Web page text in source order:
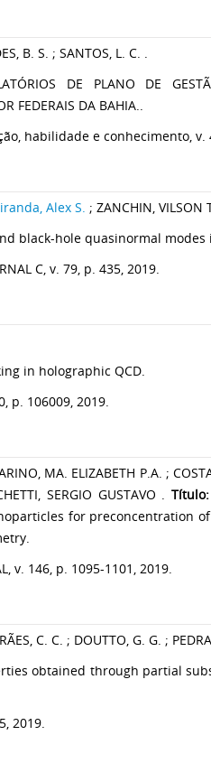
B. S. ; SANTOS, L. C. .
DE PLANO DE
FEDERAIS DA BAHIA..
habilidade e conhecimento, v.
Alex S. ; ZANCHIN, VILSON
black-hole quasinormal modes
C, v. 79, p. 435, 2019.
in holographic QCD.
p. 106009, 2019.
MA. ELIZABETH P.A. ;
SERGIO GUSTAVO .Título:
for preconcentration
v. 146, p. 1095-1101, 2019.
C. C. ; DOUTTO, G. G. ; PEDRA,
obtained through partial
2019.